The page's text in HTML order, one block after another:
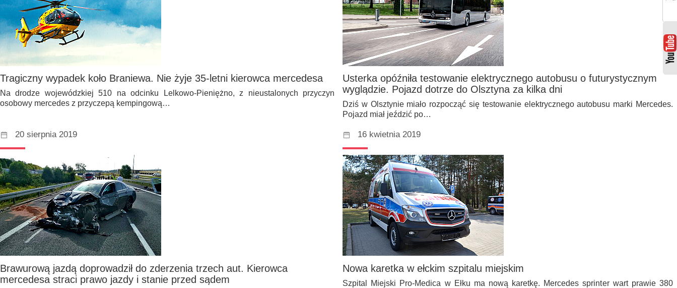
Tragiczny wypadek koło Braniewa. Nie żyje 35-letni kierowca mercedesa
Na drodze wojewódzkiej 510 na odcinku Lelkowo-Pieniężno, z nieustalonych przyczyn
osobowy mercedes z przyczepą kempingową…
Usterka opóźniła testowanie elektrycznego autobusu o futurystycznym
wyglądzie. Pojazd dotrze do Olsztyna za kilka dni
Dziś w Olsztynie miało rozpocząć się testowanie elektrycznego autobusu marki Mercedes.
Pojazd miał jeździć po…
20 sierpnia 2019
Brawurową jazdą doprowadził do zderzenia trzech aut. Kierowca
mercedesa straci prawo jazdy i stanie przed sądem
16 kwietnia 2019
Nowa karetka w ełckim szpitalu miejskim
Szpital Miejski Pro-Medica w Ełku ma nową karetkę. Mercedes sprinter wart prawie 380